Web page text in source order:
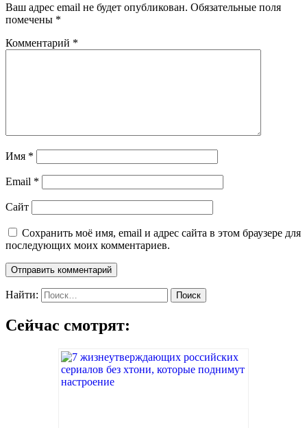
Ваш адрес email не будет опубликован. Обязательные поля
помечены *
Комментарий *
Имя *
Email *
Сайт
Сохранить моё имя, email и адрес сайта в этом браузере для
последующих моих комментариев.
Найти:
Сейчас смотрят: